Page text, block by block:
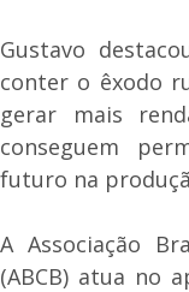
Gustavo
conter o êxodo
gerar mais
conseguem
futuro na
A Associação
(ABCB) atua no